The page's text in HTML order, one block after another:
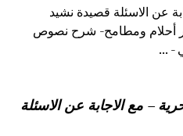
عن الاسئلة قصيدة نشيد
محور أحلام ومطامح- شرح نصوص
– مع الاجابة عن الاسئلة